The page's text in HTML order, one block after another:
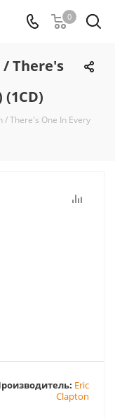
0
There's
(1CD)
/ There's One In Every
Eric
Clapton